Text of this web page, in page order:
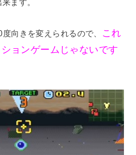
向きを変えられるので、
これ
ョンゲームじゃないです